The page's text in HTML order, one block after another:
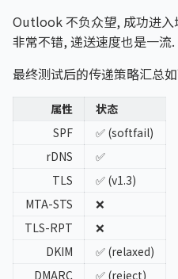
Outlook 不负众望, 成功进入
非常不错, 递送速度也是一流.
最终测试后的传递策略汇总
属性
状态
SPF
✅ (softfail)
rDNS
✅
TLS
✅ (v1.3)
MTA-STS
❌
TLS-RPT
❌
DKIM
✅ (relaxed)
DMARC
✅ (reject)